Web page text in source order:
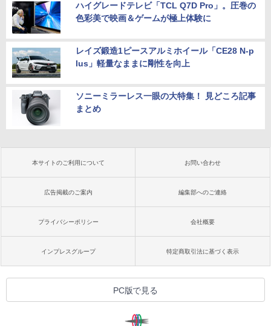
ハイグレードテレビ「TCL Q7D Pro」。圧巻の
色彩美で映画＆ゲームが極上体験に
レイズ鍛造1ピースアルミホイール「CE28 N-p
lus」軽量なままに剛性を向上
ソニーミラーレス一眼の大特集！ 見どころ記事
まとめ
本サイトのご利用について お問い合わせ
広告掲載のご案内 編集部へのご連絡
プライバシーポリシー 会社概要
インプレスグループ 特定商取引法に基づく表示
PC版で見る